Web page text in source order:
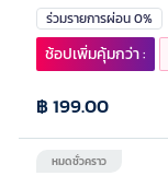
ร่วมรายการผ่อน 0%
หมดชั่วคราว
฿ 199.00
ช้อปเพิ่มคุ้มกว่า :